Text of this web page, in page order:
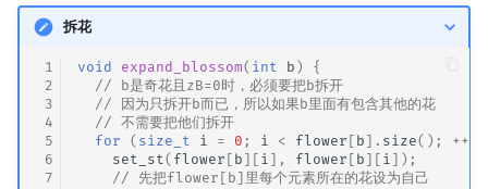
拆花
1
2
3
4
5
6
7
void expand_blossom( int b )
{
// b是奇花且zB=0时，必须要把b拆开
// 因为只拆开b而已，所以如果b里面有包含其他的花
// 不需要把他们拆开
for
( size_t i = 0 ; i < flower [ b ]. size(); ++
set_st ( flower [ b ][ i ], flower [ b ][ i ]);
// 先把flower[b]里每个元素所在的花设为自己